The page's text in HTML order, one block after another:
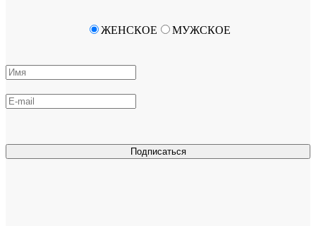
Подписаться
ЖЕНСКОЕ МУЖСКОЕ